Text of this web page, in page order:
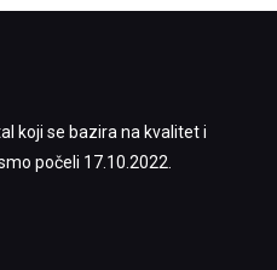
koji se bazira na kvalitet i
počeli 17.10.2022.